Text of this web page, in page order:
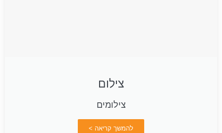
צילום
צילומים
להמשך קריאה >